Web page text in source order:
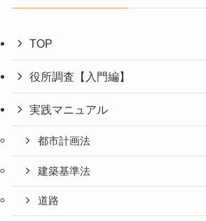
TOP
役所調査【入門編】
実践マニュアル
都市計画法
建築基準法
道路